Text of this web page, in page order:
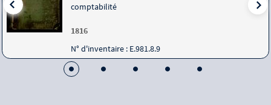
comptabilité
1816
N° d'inventaire : E.981.8.9